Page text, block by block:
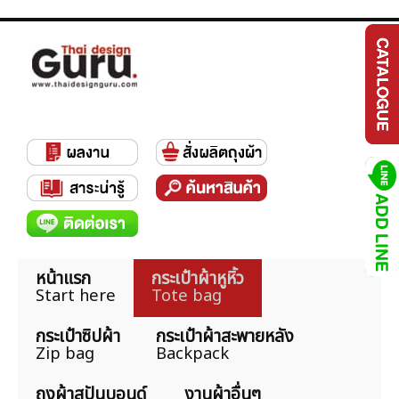
หน้าแรก
Start here
กระเป๋าผ้าหูหิ้ว
Tote bag
กระเป๋าซิปผ้า
Zip bag
กระเป๋าผ้าสะพายหลัง
Backpack